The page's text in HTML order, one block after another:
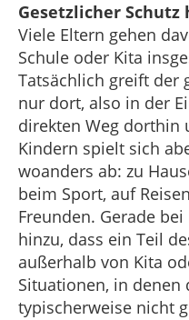
Gesetzlicher
Viele Eltern gehen
Schule oder Kita
Tatsächlich greift der
nur dort, also in der
direkten Weg dorthin
Kindern spielt sich
woanders ab: zu
beim Sport, auf
Freunden. Gerade
hinzu, dass ein Teil
außerhalb von Kita
Situationen, in denen
typischerweise nicht